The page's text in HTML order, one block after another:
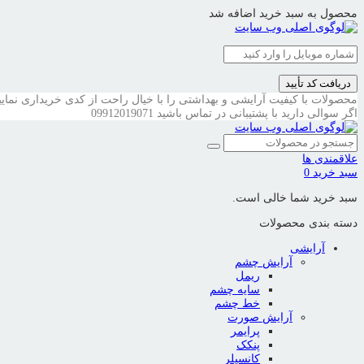
محصول به سبد خرید اضافه شد
دریافت کد تأیید
محصولات با کیفیت آرایشی و بهداشتی را با خیال راحت از کدی خریداری
اگر سوالی دارید با پشتیبانی در تماس باشید 09912019071
علاقمندی ها
سبد خرید 0
سبد خرید شما خالی است.
دسته بندی محصولات
آرایشی
آرایش چشم
ریمل
سایه چشم
خط چشم
آرایش صورت
پرایمر
پنکک
کانسیلر